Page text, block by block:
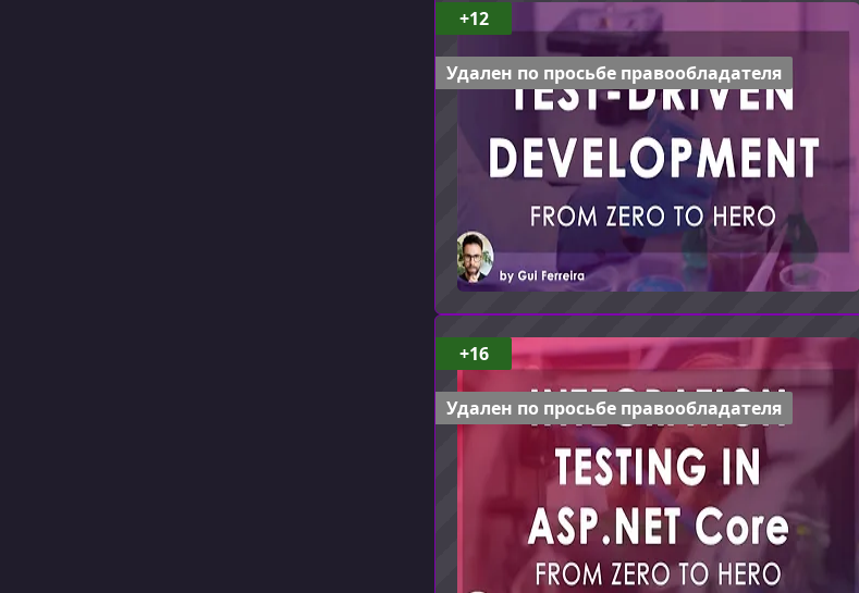
+12
Удален по просьбе правообладателя
+16
Удален по просьбе правообладателя